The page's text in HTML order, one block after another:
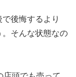
後悔するより
そんな状態なの